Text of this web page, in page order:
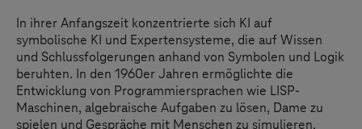
In ihrer Anfangszeit konzentrierte sich KI auf
symbolische KI und Expertensysteme, die auf Wissen
und Schlussfolgerungen anhand von Symbolen und Logik
beruhten. In den 1960er Jahren ermöglichte die
Entwicklung von Programmiersprachen wie LISP-
Maschinen, algebraische Aufgaben zu lösen, Dame zu
spielen und Gespräche mit Menschen zu simulieren.